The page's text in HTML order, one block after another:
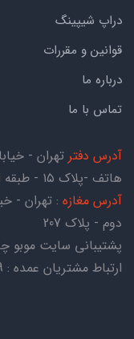
دراپ شیپینگ
قوانین و مقررات
درباره ما
تماس با ما
آدرس دفتر تهران -
هاتف -پلاک ۱۵ - طبقه اول - واحد ۱
آدرس مغازه : تهران -
دوم - پلاک 207
پشتیبانی سایت موبو
ارتباط مشتریان عمده : 09029600889